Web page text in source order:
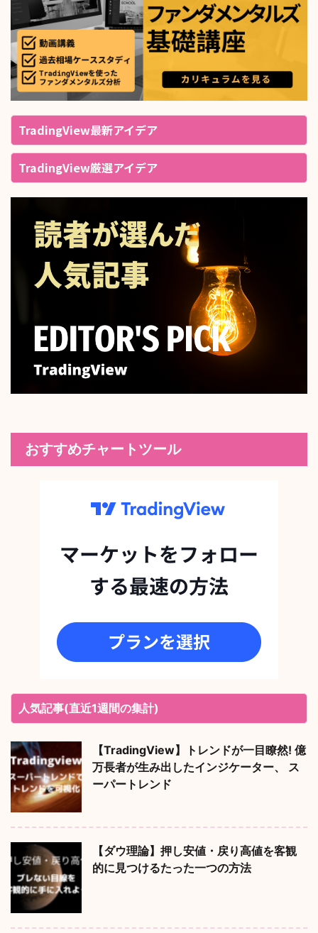
TradingView最新アイデア
TradingView厳選アイデア
おすすめチャートツール
人気記事(直近1週間の集計)
【TradingView】トレンドが一目瞭然! 億
万長者が生み出したインジケーター、 ス
ーパートレンド
【ダウ理論】押し安値・戻り高値を客観
的に見つけるたった一つの方法